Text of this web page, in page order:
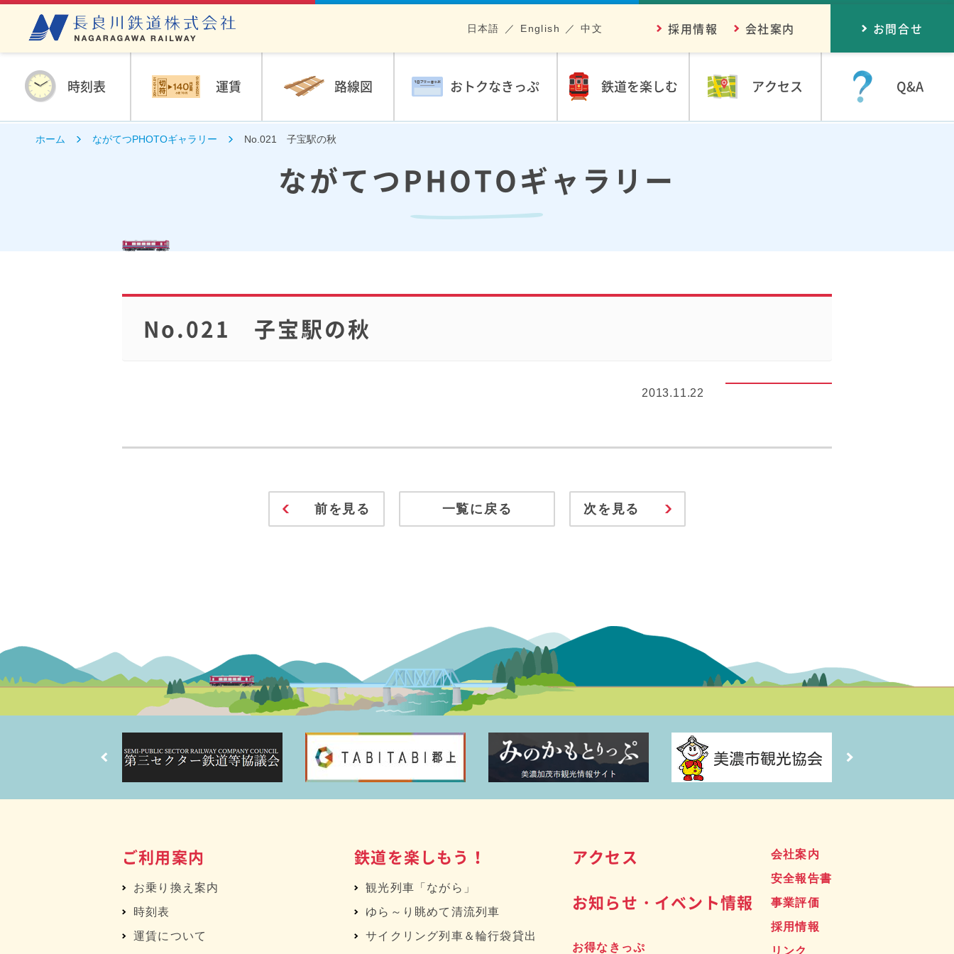
時刻表 運賃 路線図 おトクなきっぷ 鉄道を楽しむ アクセス Q&A
採用情報 会社案内
日本語 English 中文 お問合せ
ホーム ながてつPHOTOギャラリー No.021 子宝駅の秋
ながてつPHOTOギャラリー
No.021 子宝駅の秋
2013.11.22
前を見る 一覧に戻る 次を見る
ご利用案内
お乗り換え案内
時刻表
運賃について
鉄道を楽しもう！
観光列車「ながら」
ゆら～り眺めて清流列車
サイクリング列車＆輪行袋貸出
アクセス
お知らせ・イベント情報
お得なきっぷ
会社案内
安全報告書
事業評価
採用情報
リンク